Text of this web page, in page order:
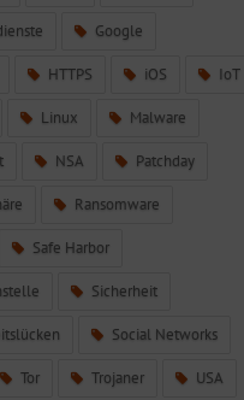
Google
HTTPS iOS IoT
Linux Malware
NSA Patchday
Ransomware
Safe Harbor
Sicherheit
Social Networks
Tor Trojaner USA